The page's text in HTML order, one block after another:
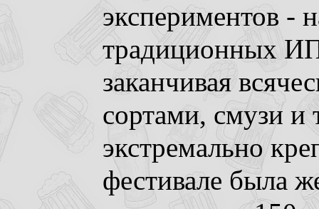
экспериментов -
традиционных
заканчивая
сортами, смузи
экстремально
фестивале была